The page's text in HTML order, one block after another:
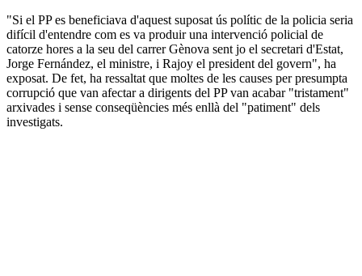
"Si el PP es beneficiava d'aquest suposat ús polític de la policia seria
difícil d'entendre com es va produir una intervenció policial de
catorze hores a la seu del carrer Gènova sent jo el secretari d'Estat,
Jorge Fernández, el ministre, i Rajoy el president del govern", ha
exposat. De fet, ha ressaltat que moltes de les causes per presumpta
corrupció que van afectar a dirigents del PP van acabar "tristament"
arxivades i sense conseqüències més enllà del "patiment" dels
investigats.